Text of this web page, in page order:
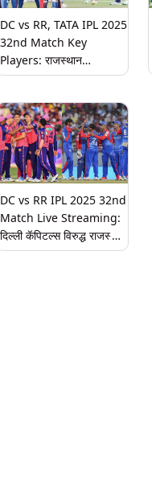
DC vs RR, TATA IPL 2025
32nd Match Key
Players: राजस्थान
रॉयल्ससमोर दिल्ली कॅपिटल्सचे
'या' दिग्गज खेळांडूवर
DC vs RR IPL 2025 32nd
Match Live Streaming:
दिल्ली कॅपिटल्स विरुद्ध राजस्थान
रॉयल्स मध्ये रंगणार रोमांचक